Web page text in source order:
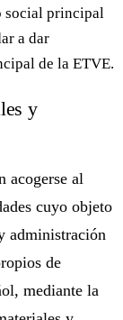
social principal
a dar
de la ETVE.
y
acogerse al
cuyo objeto
administración
de
mediante la